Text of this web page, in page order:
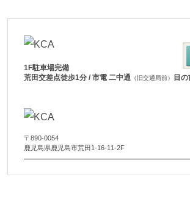
1F駐車場完備
荒田交差点徒歩1分 / 市電 二中通 （旧交通局前） 目の
〒890-0054
鹿児島県鹿児島市荒田1-16-11-2F